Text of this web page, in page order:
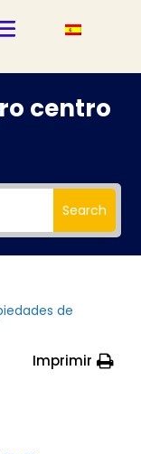
centro
Search
de
Imprimir